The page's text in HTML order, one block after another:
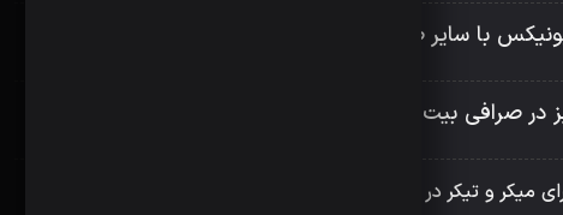
با سایر صرافی‌ها
در صرافی بیت یونیکس
میکر و تیکر در بیت یونیکس